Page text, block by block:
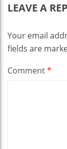
LEAVE A
Your email
fields are
Comment*